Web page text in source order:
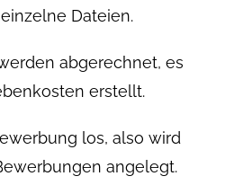
abgerechnet, es
erstellt.
los, also wird
angelegt.